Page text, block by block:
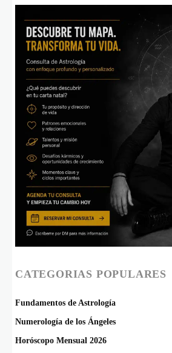
CATEGORIAS POPULARES
Fundamentos de Astrología
Numerología de los Ángeles
Horóscopo Mensual 2026